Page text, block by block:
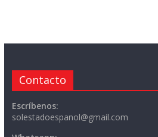
Contacto
Escríbenos:
solestadoespanol@gmail.com